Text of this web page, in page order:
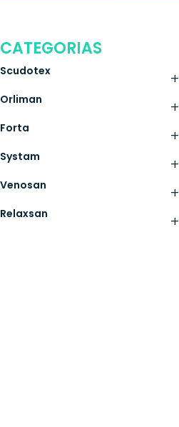
CATEGORIAS
+
Scudotex
+
Orliman
+
Forta
+
Systam
+
Venosan
+
Relaxsan